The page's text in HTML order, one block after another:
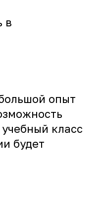
в
опыт
класс
будет